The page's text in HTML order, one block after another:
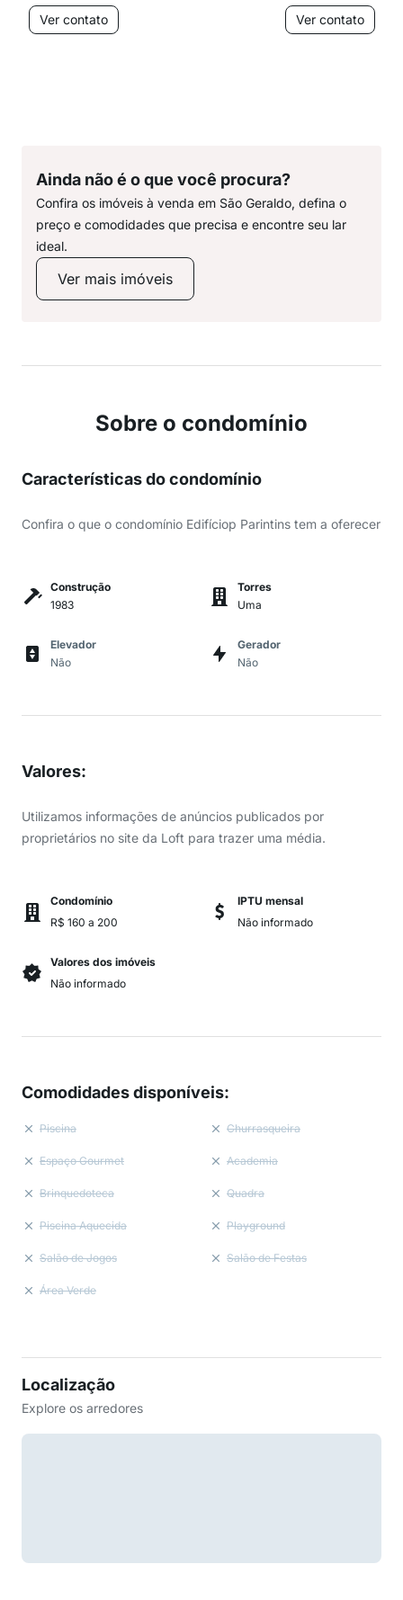
Ver contato
Ver contato
Ainda não é o que você procura?
Confira os imóveis à venda em São Geraldo, defina o
preço e comodidades que precisa e encontre seu lar
ideal.
Ver mais imóveis
Sobre o condomínio
Características do condomínio
Confira o que o condomínio Edifíciop Parintins tem a oferecer
Construção
1983
Torres
Uma
Elevador
Não
Gerador
Não
Valores:
Utilizamos informações de anúncios publicados por
proprietários no site da Loft para trazer uma média.
Condomínio
R$ 160 a 200
IPTU mensal
Não informado
Valores dos imóveis
Não informado
Comodidades disponíveis:
Piscina Churrasqueira
Espaço Gourmet Academia
Brinquedoteca Quadra
Piscina Aquecida Playground
Salão de Jogos Salão de Festas
Área Verde
Localização
Explore os arredores